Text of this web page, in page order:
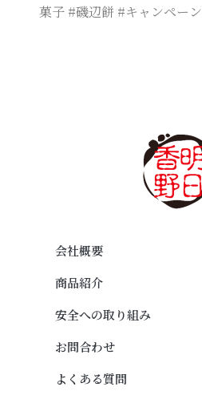
菓子 #磯辺餅 #キャンペーン
会社概要
商品紹介
安全への取り組み
お問合わせ
よくある質問